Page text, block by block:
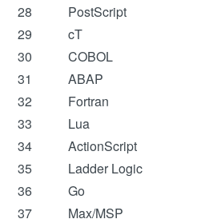
28 PostScript
29
cT
30
COBOL
31
ABAP
32
Fortran
33
Lua
34
ActionScript
35
Ladder Logic
36
Go
37
Max/MSP